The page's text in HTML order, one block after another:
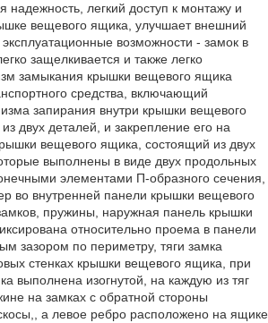
надежность, легкий доступ к монтажу и
вещевого ящика, улучшает внешний
возможности - замок в
защелкивается и также легко
замыкания крышки вещевого ящика
средства, включающий
запирания внутри крышки вещевого
двух деталей, и закрепление его на
вещевого ящика, состоящий из двух
выполнены в виде двух продольных
элементами П-образного сечения,
во внутренней панели крышки вещевого
пружины, наружная панель крышки
относительно проема в панели
зазором по периметру, тяги замка
стенках крышки вещевого ящика, при
выполнена изогнутой, на каждую из тяг
на замках с обратной стороны
а левое ребро расположено на ящике